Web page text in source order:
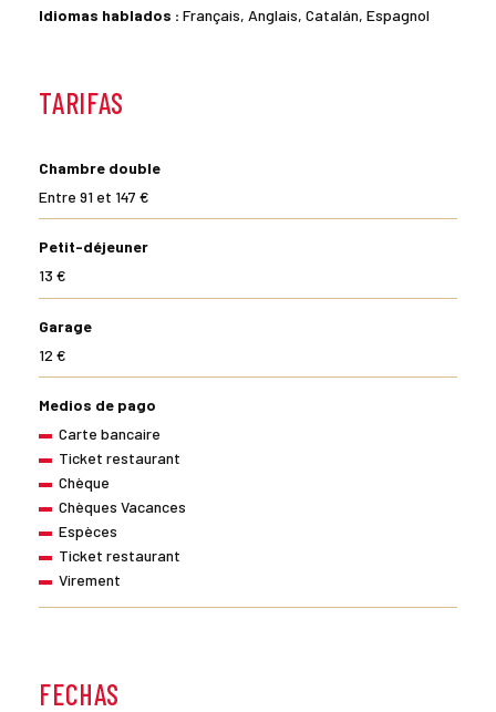
Idiomas hablados : Français, Anglais, Catalán, Espagnol
TARIFAS
Chambre double
Entre 91 et 147 €
Petit-déjeuner
13 €
Garage
12 €
Medios de pago
Carte bancaire
Ticket restaurant
Chèque
Chèques Vacances
Espèces
Ticket restaurant
Virement
FECHAS